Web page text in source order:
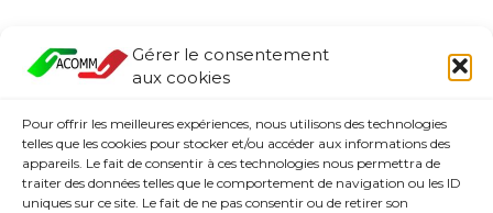
Gérer le consentement
aux cookies
Pour offrir les meilleures expériences, nous utilisons des technologies
telles que les cookies pour stocker et/ou accéder aux informations des
appareils. Le fait de consentir à ces technologies nous permettra de
traiter des données telles que le comportement de navigation ou les ID
uniques sur ce site. Le fait de ne pas consentir ou de retirer son
Accueil
Café Latino
Programmes
Suivez-Nous